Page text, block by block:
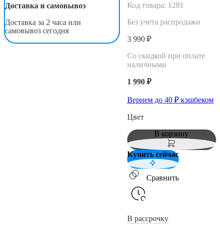
Доставка и самовывоз
Доставка за 2 часа или
самовывоз сегодня
Код товара: 1281
Без учета распродажи
3 990 ₽
Со скидкой при оплате
наличными
1 990 ₽
Вернем до 40₽ кэшбеком
Цвет
В корзину
Купить сейчас
Сравнить
В рассрочку